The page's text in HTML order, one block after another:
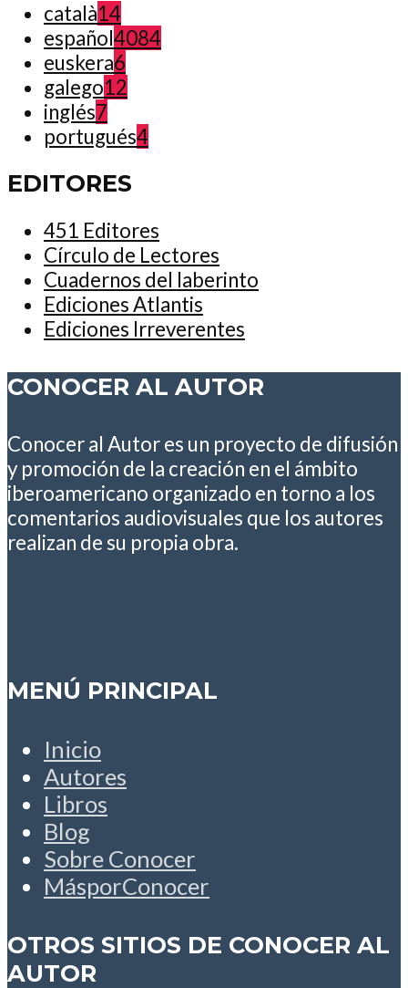
català14
español4084
euskera6
galego12
inglés7
portugués4
EDITORES
451 Editores
Círculo de Lectores
Cuadernos del laberinto
Ediciones Atlantis
Ediciones Irreverentes
CONOCER AL AUTOR
Conocer al Autor es un proyecto de difusión
y promoción de la creación en el ámbito
iberoamericano organizado en torno a los
comentarios audiovisuales que los autores
realizan de su propia obra.
MENÚ PRINCIPAL
Inicio
Autores
Libros
Blog
Sobre Conocer
MásporConocer
OTROS SITIOS DE CONOCER AL
AUTOR